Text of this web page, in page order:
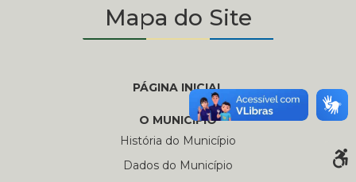
Mapa do Site
PÁGINA INICIAL
O MUNICÍPIO
História do Município
Dados do Município